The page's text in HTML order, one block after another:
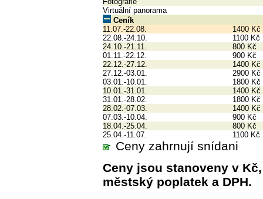
Virtuální panorama
Ceník
11.07.-22.08.
1400 Kč
22.08.-24.10.
1100 Kč
24.10.-21.11.
800 Kč
01.11.-22.12.
900 Kč
22.12.-27.12.
1400 Kč
27.12.-03.01.
2900 Kč
03.01.-10.01.
1800 Kč
10.01.-31.01.
1400 Kč
31.01.-28.02.
1800 Kč
28.02.-07.03.
1400 Kč
07.03.-10.04.
900 Kč
18.04.-25.04.
800 Kč
25.04.-11.07.
1100 Kč
Ceny zahrnují snídani
Ceny jsou stanoveny v
městský poplatek a DPH.